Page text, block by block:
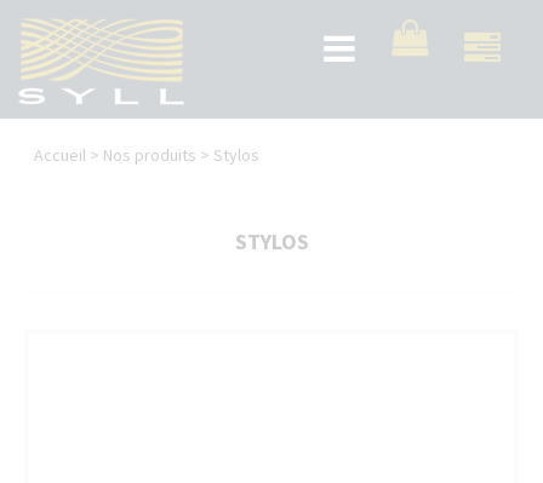
contenu
principal
Toggle
navigation
Vous
Accueil > Nos produits > Stylos
STYLOS